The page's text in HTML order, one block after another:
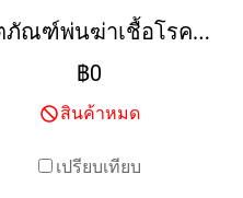
ผลิตภัณฑ์พ่นฆ่าเชื้อโรค Liquid Quaternary Ammonium Compounds
฿0
สินค้าหมด
เปรียบเทียบ